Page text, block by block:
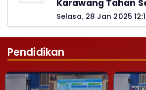
Karawang Tahan
Pemohon PTSL
Selasa, 28 Jan 2025
Pendidikan